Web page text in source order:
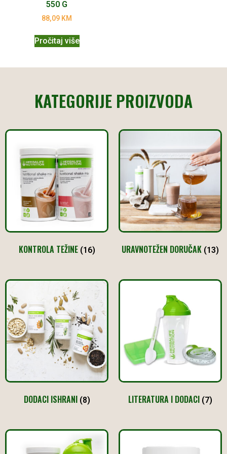
550 G
88,09 KM
Pročitaj više
KATEGORIJE PROIZVODA
KONTROLA TEŽINE (16) URAVNOTEŽEN DORUČAK (13)
DODACI ISHRANI (8) LITERATURA I DODACI (7)